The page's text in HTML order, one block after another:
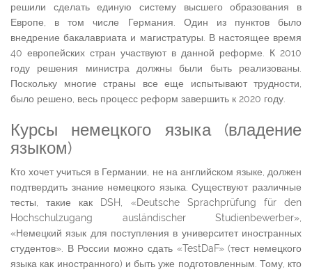
решили сделать единую систему высшего образования в
Европе, в том числе Германия. Один из пунктов было
внедрение бакалавриата и магистратуры. В настоящее время
40 европейских стран участвуют в данной реформе. К 2010
году решения министра должны были быть реализованы.
Поскольку многие страны все еще испытывают трудности,
было решено, весь процесс реформ завершить к 2020 году.
Курсы немецкого языка (владение
языком)
Кто хочет учиться в Германии, не на английском языке, должен
подтвердить знание немецкого языка. Существуют различные
тесты, такие как DSH, «Deutsche Sprachprüfung für den
Hochschulzugang ausländischer Studienbewerber»,
«Немецкий язык для поступления в университет иностранных
студентов». В России можно сдать «TestDaF» (тест немецкого
языка как иностранного) и быть уже подготовленным. Тому, кто